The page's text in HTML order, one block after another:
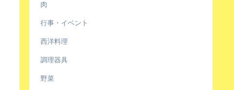
肉
行事・イベント
西洋料理
調理器具
野菜